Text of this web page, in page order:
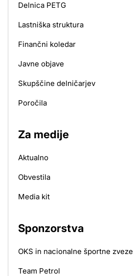
Delnica PETG
Lastniška struktura
Finančni koledar
Javne objave
Skupščine delničarjev
Poročila
Za medije
Aktualno
Obvestila
Media kit
Sponzorstva
OKS in nacionalne športne zveze
Team Petrol